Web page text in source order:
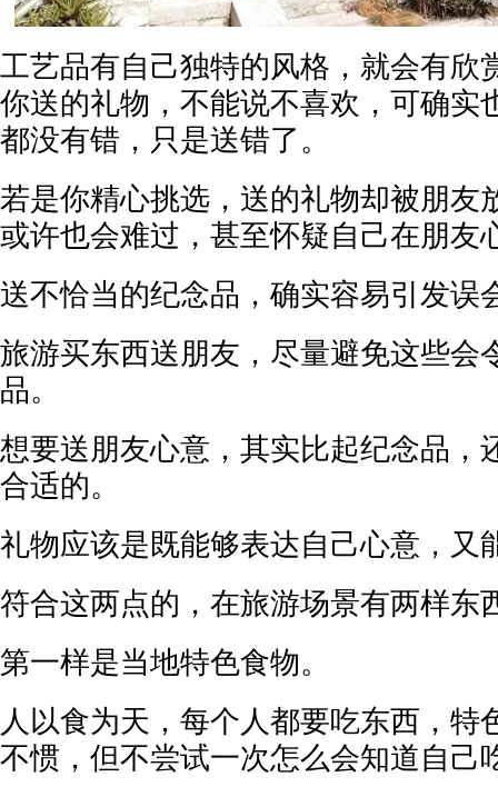
工艺品有自己独特的风格，就会有欣
你送的礼物，不能说不喜欢，可确实
都没有错，只是送错了。
若是你精心挑选，送的礼物却被朋友
或许也会难过，甚至怀疑自己在朋友
送不恰当的纪念品，确实容易引发误
旅游买东西送朋友，尽量避免这些会
品。
想要送朋友心意，其实比起纪念品，
合适的。
礼物应该是既能够表达自己心意，又
符合这两点的，在旅游场景有两样东
第一样是当地特色食物。
人以食为天，每个人都要吃东西，特
不惯，但不尝试一次怎么会知道自己